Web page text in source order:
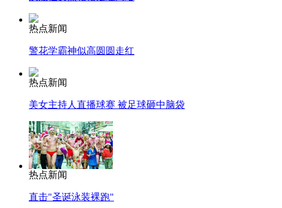
热点新闻
警花学霸神似高圆圆走红
热点新闻
美女主持人直播球赛 被足球砸中脑袋
热点新闻
直击"圣诞泳装裸跑"